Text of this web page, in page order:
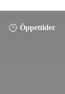
Öppettider